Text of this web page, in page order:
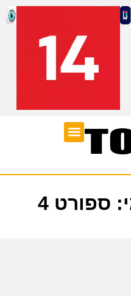
לוח שידורים יומי: ספורט 4